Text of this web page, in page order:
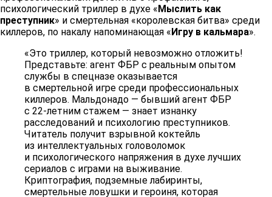
психологический триллер в духе « Мыслить как
преступник» и смертельная «королевская битва» среди
киллеров, по накалу напоминающая « Игру в кальмара».
«Это триллер, который невозможно отложить!
Представьте: агент ФБР с реальным опытом
службы в спецназе оказывается
в смертельной игре среди профессиональных
киллеров. Мальдонадо — бывший агент ФБР
с 22-летним стажем — знает изнанку
расследований и психологию преступников.
Читатель получит взрывной коктейль
из интеллектуальных головоломок
и психологического напряжения в духе лучших
сериалов с играми на выживание.
Криптография, подземные лабиринты,
смертельные ловушки и героиня, которая